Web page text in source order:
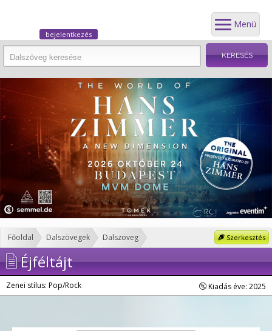
Menü
bejelentkezés
Szerkesztés
Főoldal Dalszövegek Dalszöveg
Éjféltájt
Zenei stílus: Pop/Rock Kiadás éve: 2025